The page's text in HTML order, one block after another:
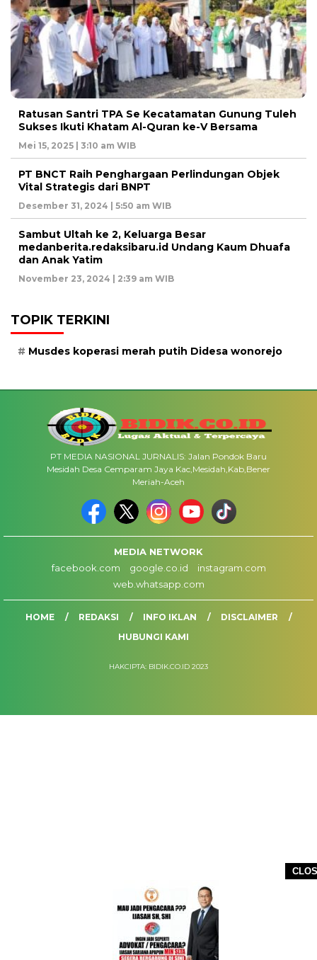
Ratusan Santri TPA Se Kecatamatan Gunung Tuleh
Sukses Ikuti Khatam Al-Quran ke-V Bersama
Mei 15, 2025 | 3:10 am WIB
PT BNCT Raih Penghargaan Perlindungan Objek
Vital Strategis dari BNPT
Desember 31, 2024 | 5:50 am WIB
Sambut Ultah ke 2, Keluarga Besar
medanberita.redaksibaru.id Undang Kaum Dhuafa
dan Anak Yatim
November 23, 2024 | 2:39 am WIB
TOPIK TERKINI
Musdes koperasi merah putih Didesa wonorejo
PT MEDIA NASIONAL JURNALIS: Jalan Pondok Baru
Mesidah Desa Cemparam Jaya Kac,Mesidah,Kab,Bener
Meriah-Aceh
MEDIA NETWORK
facebook.com
google.co.id
instagram.com
web.whatsapp.com
HOME REDAKSI INFO IKLAN
DISCLAIMER
HUBUNGI KAMI
HAKCIPTA: BIDIK.CO.ID 2023